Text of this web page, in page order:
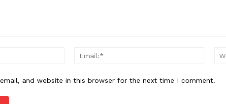
Name:*
Email:*
and website in this browser for the next time I comment.